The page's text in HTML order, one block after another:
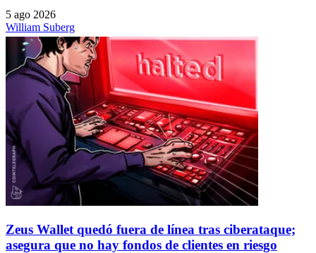
5 ago 2026
William Suberg
Zeus Wallet quedó fuera de línea tras ciberataque;
asegura que no hay fondos de clientes en riesgo